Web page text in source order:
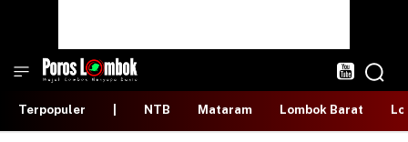
Terpopuler NTB Mataram Lombok Barat